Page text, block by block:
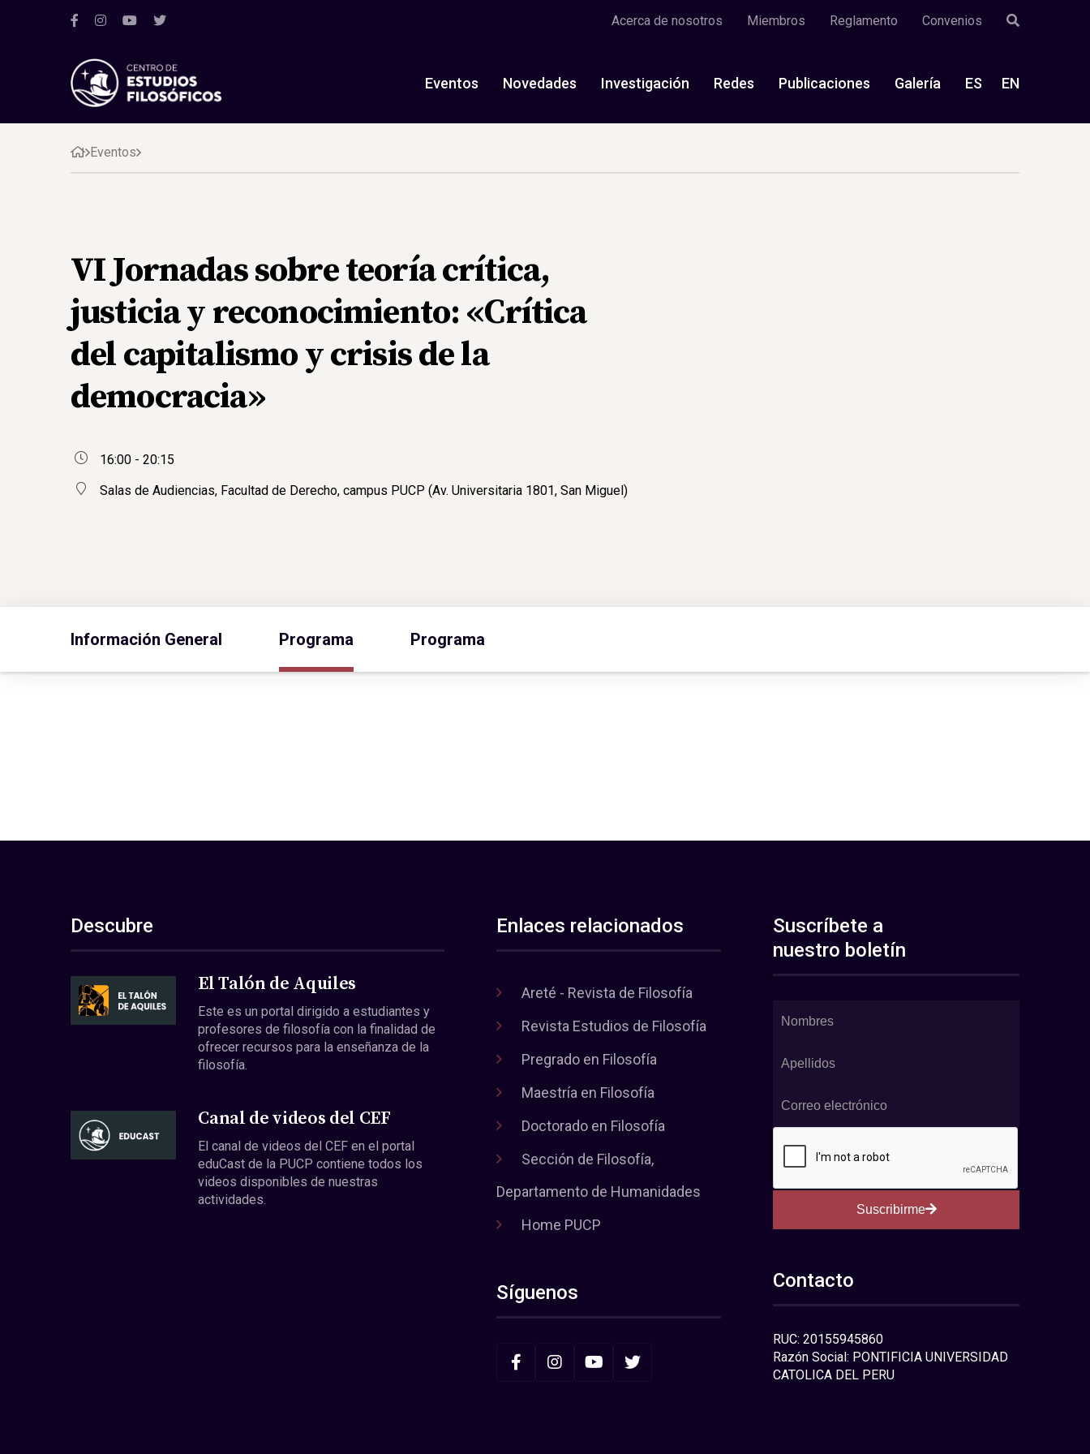
Acerca de nosotros Miembros Reglamento Convenios
Eventos Novedades Investigación Redes Publicaciones Galería ES EN
Eventos
VI Jornadas sobre teoría crítica,
justicia y reconocimiento: «Crítica
del capitalismo y crisis de la
democracia»
16:00 - 20:15
Salas de Audiencias, Facultad de Derecho, campus PUCP (Av. Universitaria 1801, San Miguel)
Información General Programa Programa
Descubre
El Talón de Aquiles
Este es un portal dirigido a estudiantes y
profesores de filosofía con la finalidad de
ofrecer recursos para la enseñanza de la
filosofía.
Canal de videos del CEF
El canal de videos del CEF en el portal
eduCast de la PUCP contiene todos los
videos disponibles de nuestras
actividades.
Enlaces relacionados
Areté - Revista de Filosofía
Revista Estudios de Filosofía
Pregrado en Filosofía
Maestría en Filosofía
Doctorado en Filosofía
Sección de Filosofía,
Departamento de Humanidades
Home PUCP
Síguenos
Suscríbete a
nuestro boletín
Suscribirme
Contacto
RUC: 20155945860
Razón Social: PONTIFICIA UNIVERSIDAD
CATOLICA DEL PERU